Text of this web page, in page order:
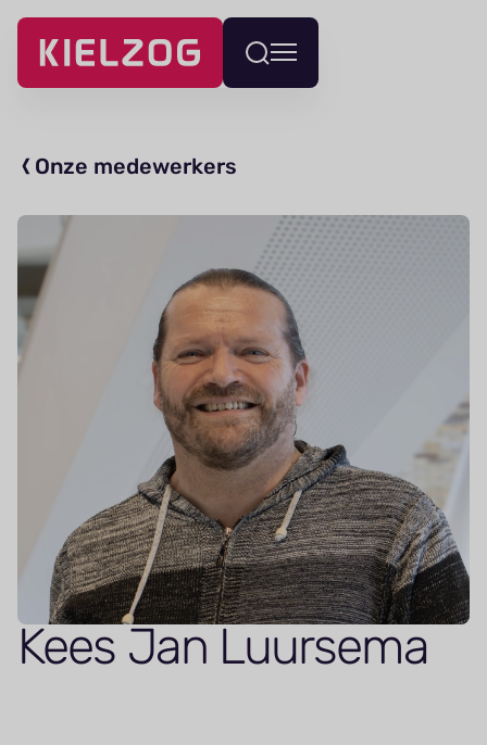
Navigatie
overslaan
Wissel
menu
Onze medewerkers
Kees Jan Luursema